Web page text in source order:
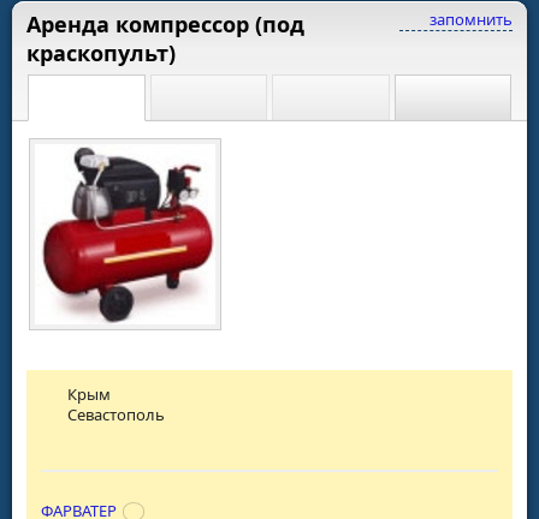
запомнить
Аренда компрессор (под
краскопульт)
Крым
Севастополь
ФАРВАТЕР